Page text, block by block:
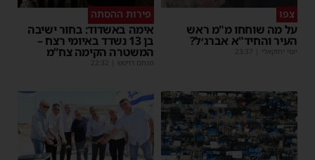
צפו
על מה שוחחו מ"מ ראש
העיר והחיד"א אברג׳ל?
יוסי יחזקאלי 23:37
פירות ההסתה
אימה באשדוד: בחור ישיבה
בן 13 נשדד באיומי רצח –
המשטרה הקימה צח”מ
מנחם דויטש 22:32